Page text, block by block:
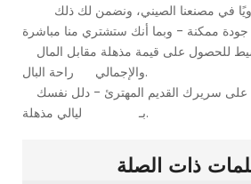
والإجمالي راحة البال.
بـ ليالي مذهلة.
ذات الصلة